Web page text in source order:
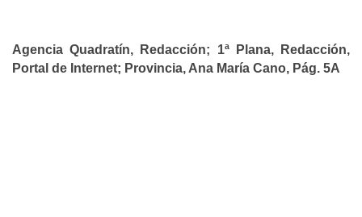
Agencia Quadratín, Redacción; 1ª Plana, Redacción,
Portal de Internet; Provincia, Ana María Cano, Pág. 5A